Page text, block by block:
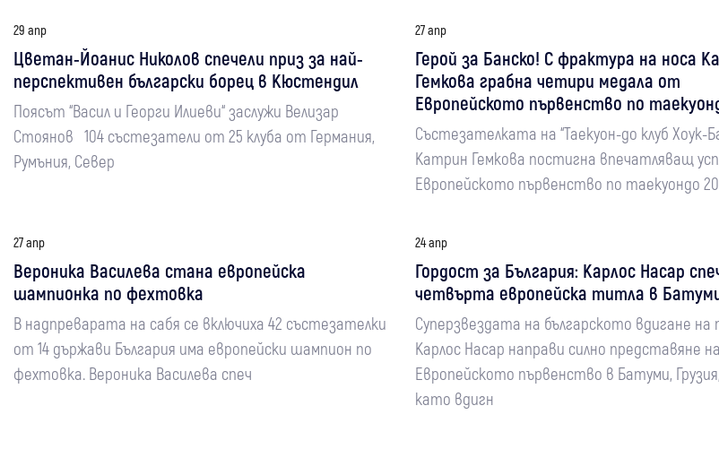
29 апр
Цветан-Йоанис Николов спечели приз за най-
перспективен български борец в Кюстендил
Поясът “Васил и Георги Илиеви“ заслужи Велизар
Стоянов 104 състезатели от 25 клуба от Германия,
Румъния, Север
27 апр
Герой за Банско! С фрактура на носа
Гемкова грабна четири медала от
Европейското първенство по
Състезателката на “Таекуон-до клуб Хоук-
Катрин Гемкова постигна впечатляващ
Европейското първенство по таекуондо
27 апр
Вероника Василева стана европейска
шампионка по фехтовка
В надпреварата на сабя се включиха 42 състезателки
от 14 държави България има европейски шампион по
фехтовка. Вероника Василева спеч
24 апр
Гордост за България: Карлос Насар
четвърта европейска титла в
Суперзвездата на българското вдигане
Карлос Насар направи силно представяне на
Европейското първенство в Батуми,
като вдигн